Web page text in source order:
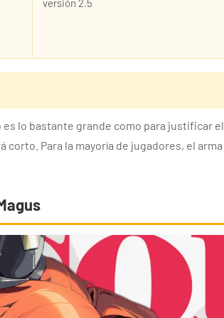
versión 2.5
es lo bastante grande como para justificar el
Para la mayoría de jugadores, el arma